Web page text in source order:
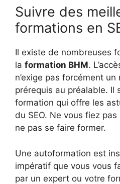
Suivre des
formations en
Il existe de nombreuses
la formation BHM.
n’exige pas forcément un
prérequis au préalable. Il
formation qui offre les
du SEO. Ne vous fiez
ne pas se faire former.
Une autoformation est
impératif que vous vous
par un expert ou votre